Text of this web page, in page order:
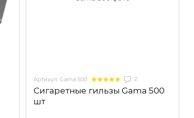
Артикул: Gama 500 2
Сигаретные гильзы Gama 500
шт